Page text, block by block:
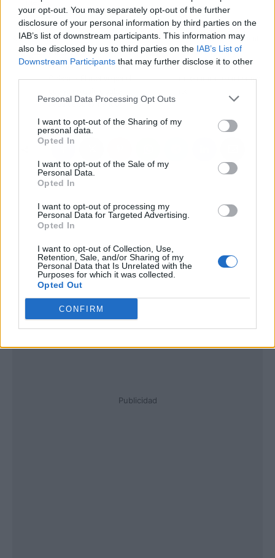
your opt-out. You may separately opt-out of the further
disclosure of your personal information by third parties on the
IAB’s list of downstream participants. This information may
also be disclosed by us to third parties on the IAB’s List of
Downstream Participants that may further disclose it to other
Personal Data Processing Opt Outs
I want to opt-out of the Sharing of my
personal data.
Opted In
I want to opt-out of the Sale of my
Personal Data.
Opted In
I want to opt-out of processing my
Personal Data for Targeted Advertising.
Opted In
I want to opt-out of Collection, Use,
Retention, Sale, and/or Sharing of my
Personal Data that Is Unrelated with the
Purposes for which it was collected.
Opted Out
CONFIRM
meme.
Artículo anterior
Fabiola Martínez se
desmarca de Bertín
Osborne: El motivo por el
nada de su exmarido
Artículo siguiente
OpenAI lanza tres
modelos de voz con
razonamiento en tiempo
Publicidad